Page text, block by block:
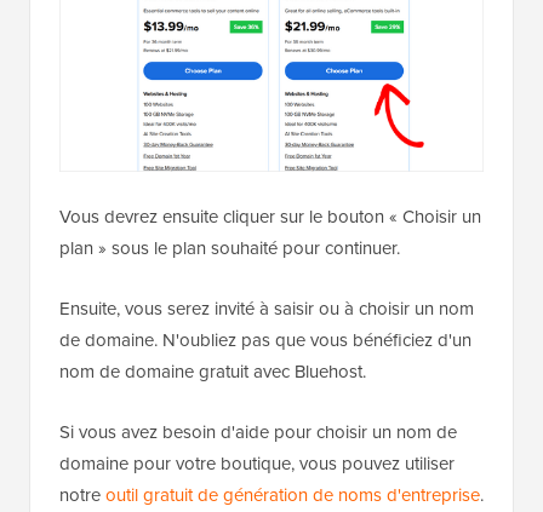
Vous devrez ensuite cliquer sur le bouton « Choisir un
plan » sous le plan souhaité pour continuer.
Ensuite, vous serez invité à saisir ou à choisir un nom
de domaine. N'oubliez pas que vous bénéficiez d'un
nom de domaine gratuit avec Bluehost.
Si vous avez besoin d'aide pour choisir un nom de
domaine pour votre boutique, vous pouvez utiliser
notreoutil gratuit de génération de noms d'entreprise.